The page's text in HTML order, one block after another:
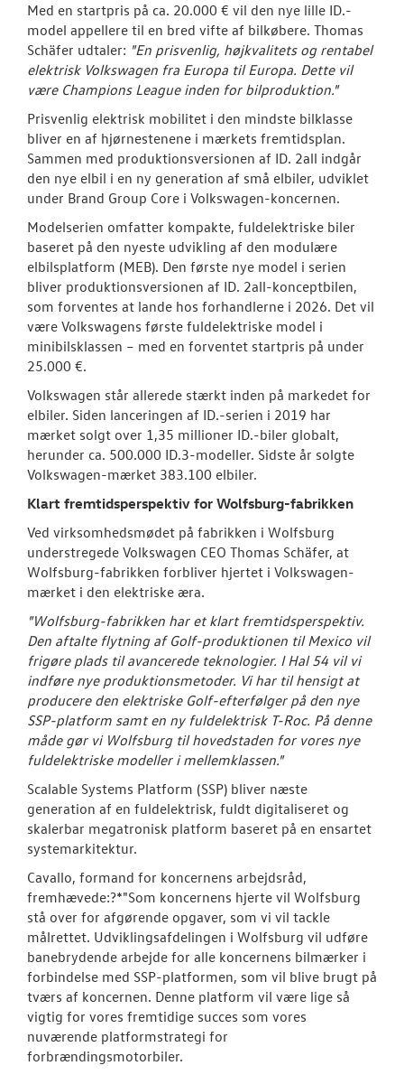
Med en startpris på ca. 20.000 € vil den nye lille ID.-
model appellere til en bred vifte af bilkøbere. Thomas
Schäfer udtaler: "En prisvenlig, højkvalitets og rentabel
elektrisk Volkswagen fra Europa til Europa. Dette vil
være Champions League inden for bilproduktion."
Prisvenlig elektrisk mobilitet i den mindste bilklasse
bliver en af hjørnestenene i mærkets fremtidsplan.
Sammen med produktionsversionen af ID. 2all indgår
den nye elbil i en ny generation af små elbiler, udviklet
under Brand Group Core i Volkswagen-koncernen.
Modelserien omfatter kompakte, fuldelektriske biler
baseret på den nyeste udvikling af den modulære
elbilsplatform (MEB). Den første nye model i serien
bliver produktionsversionen af ID. 2all-konceptbilen,
som forventes at lande hos forhandlerne i 2026. Det vil
være Volkswagens første fuldelektriske model i
minibilsklassen – med en forventet startpris på under
25.000 €.
Volkswagen står allerede stærkt inden på markedet for
elbiler. Siden lanceringen af ID.-serien i 2019 har
mærket solgt over 1,35 millioner ID.-biler globalt,
herunder ca. 500.000 ID.3-modeller. Sidste år solgte
Volkswagen-mærket 383.100 elbiler.
Klart fremtidsperspektiv for Wolfsburg-fabrikken
Ved virksomheds­mødet på fabrikken i Wolfsburg
understregede Volkswagen CEO Thomas Schäfer, at
Wolfsburg-fabrikken forbliver hjertet i Volkswagen-
mærket i den elektriske æra.
"Wolfsburg-fabrikken har et klart fremtidsperspektiv.
Den aftalte flytning af Golf-produktionen til Mexico vil
frigøre plads til avancerede teknologier. I Hal 54 vil vi
indføre nye produktionsmetoder. Vi har til hensigt at
producere den elektriske Golf-efterfølger på den nye
SSP-platform samt en ny fuldelektrisk T-Roc. På denne
måde gør vi Wolfsburg til hovedstaden for vores nye
fuldelektriske modeller i mellemklassen."
Scalable Systems Platform (SSP) bliver næste
generation af en fuldelektrisk, fuldt digitaliseret og
skalerbar megatronisk platform baseret på en ensartet
systemarkitektur.
Cavallo, formand for koncernens arbejdsråd,
fremhævede:?*"Som koncernens hjerte vil Wolfsburg
stå over for afgørende opgaver, som vi vil tackle
målrettet. Udviklingsafdelingen i Wolfsburg vil udføre
banebrydende arbejde for alle koncernens bilmærker i
forbindelse med SSP-platformen, som vil blive brugt på
tværs af koncernen. Denne platform vil være lige så
vigtig for vores fremtidige succes som vores
nuværende platformstrategi for
forbrændingsmotorbiler.